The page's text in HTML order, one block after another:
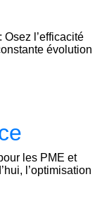
l’efficacité
évolution
les PME et
l’optimisation